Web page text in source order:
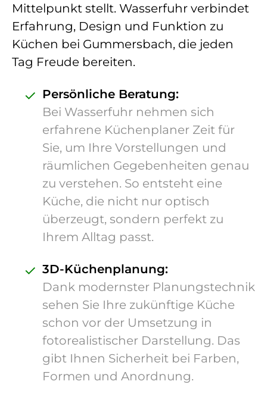
Mittelpunkt stellt. Wasserfuhr verbindet
Erfahrung, Design und Funktion zu
Küchen bei Gummersbach, die jeden
Tag Freude bereiten.
✓ Persönliche Beratung:
Bei Wasserfuhr nehmen sich
erfahrene Küchenplaner Zeit für
Sie, um Ihre Vorstellungen und
räumlichen Gegebenheiten genau
zu verstehen. So entsteht eine
Küche, die nicht nur optisch
überzeugt, sondern perfekt zu
Ihrem Alltag passt.
✓ 3D-Küchenplanung:
Dank modernster Planungstechnik
sehen Sie Ihre zukünftige Küche
schon vor der Umsetzung in
fotorealistischer Darstellung. Das
gibt Ihnen Sicherheit bei Farben,
Formen und Anordnung.